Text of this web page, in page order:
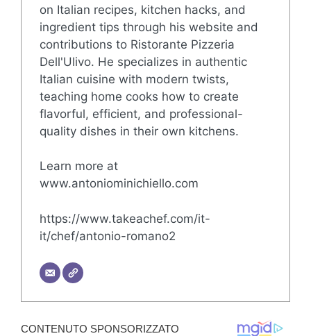
on Italian recipes, kitchen hacks, and
ingredient tips through his website and
contributions to Ristorante Pizzeria
Dell'Ulivo. He specializes in authentic
Italian cuisine with modern twists,
teaching home cooks how to create
flavorful, efficient, and professional-
quality dishes in their own kitchens.
Learn more at
www.antoniominichiello.com
https://www.takeachef.com/it-
it/chef/antonio-romano2